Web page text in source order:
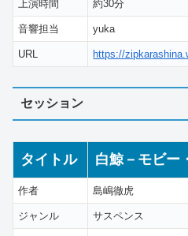
上演時間 約30分
音響担当 yuka
URL https://
セッション
タイトル 白鯨－モビー
作者 島嶋徹虎
ジャンル サスペンス